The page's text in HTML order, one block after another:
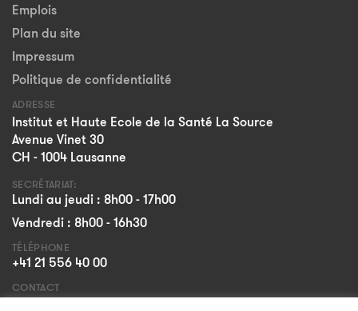
Emplois
Plan du site
Impressum
Politique de confidentialité
ADRESSE
Institut et Haute Ecole de la Santé La Source
Avenue Vinet 30
CH - 1004 Lausanne
SECRÉTARIAT:
Lundi au jeudi : 8h00 - 17h00
Vendredi : 8h00 - 16h30
TÉLÉPHONE
+41 21 556 40 00
CONTACT
Formulaire